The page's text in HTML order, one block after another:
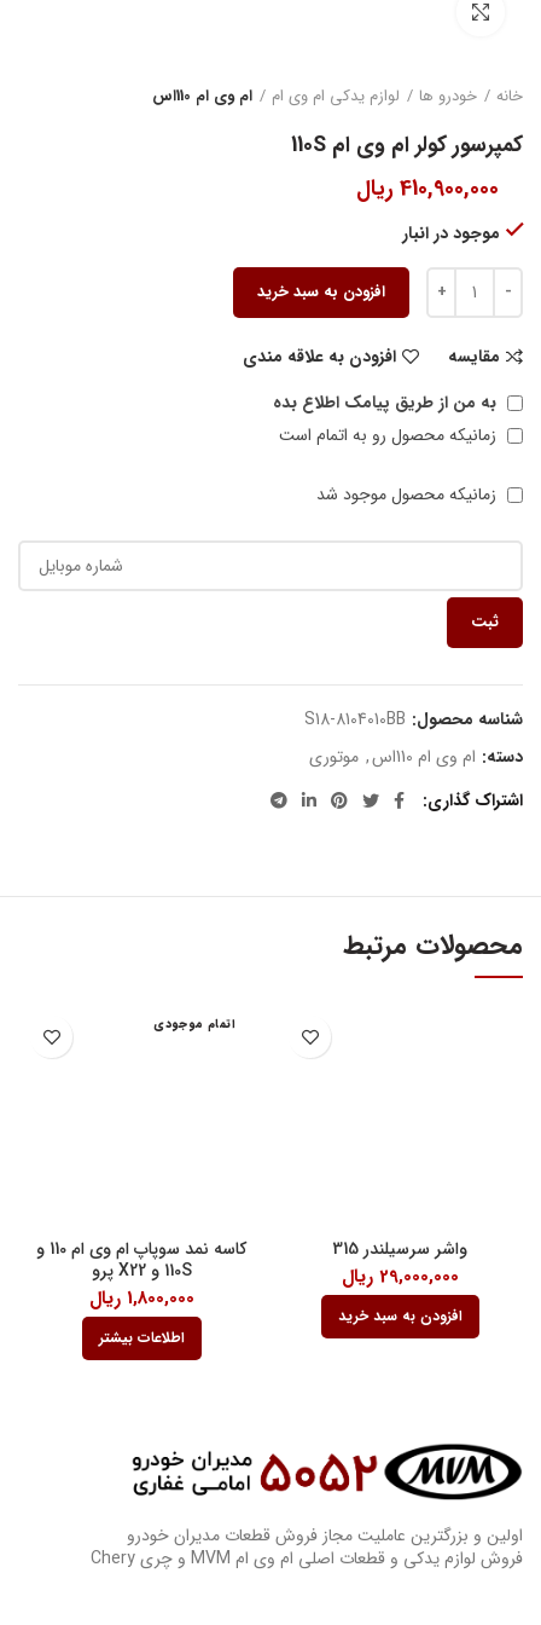
خانه خودرو ها لوازم یدکی ام وی ام ام وی ام 110اس
کمپرسور کولر ام وی ام 110S
410,900,000 ریال
موجود در انبار
افزودن به سبد خرید
مقایسه
افزودن به علاقه مندی
به من از طریق پیامک اطلاع بده
زمانیکه محصول رو به اتمام است
زمانیکه محصول موجود شد
ثبت
شناسه محصول: S18-8104010BB
دسته: ام وی ام 110اس , موتوری
اشتراک گذاری
محصولات مرتبط
واشر سرسیلندر 315
29,000,000 ریال
افزودن به سبد خرید
اتمام موجودی
کاسه نمد سوپاپ ام وی ام 110 و
110S و X22 پرو
1,800,000 ریال
اطلاعات بیشتر
اولین و بزرگترین عاملیت مجاز فروش قطعات مدیران خودرو
فروش لوازم یدکی و قطعات اصلی ام وی ام MVM و چری Chery